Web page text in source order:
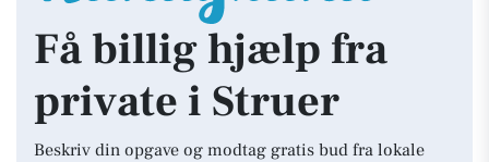
Få billig hjælp fra
private i Struer
Beskriv din opgave og modtag gratis bud fra lokale